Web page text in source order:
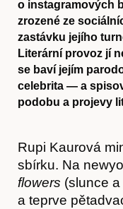
o instagramových
zrozené ze
zastávku jejího
Literární provoz jí
se baví jejím
celebrita — a
podobu a projevy
Rupi Kaurová
sbírku. Na
flowers (slunce
a teprve